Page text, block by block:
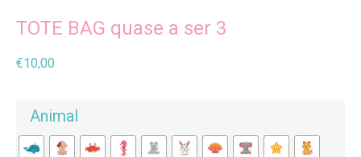
TOTE BAG quase a ser 3
€10,00
Animal